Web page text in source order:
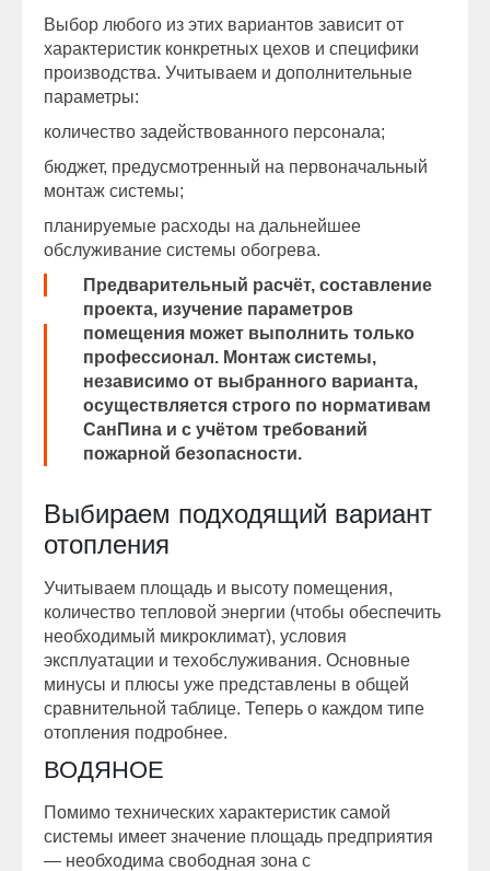
Выбор любого из этих вариантов зависит от
характеристик конкретных цехов и специфики
производства. Учитываем и дополнительные
параметры:
количество задействованного персонала;
бюджет, предусмотренный на первоначальный
монтаж системы;
планируемые расходы на дальнейшее
обслуживание системы обогрева.
Предварительный расчёт, составление
проекта, изучение параметров
помещения может выполнить только
профессионал. Монтаж системы,
независимо от выбранного варианта,
осуществляется строго по нормативам
СанПина и с учётом требований
пожарной безопасности.
Выбираем подходящий вариант
отопления
Учитываем площадь и высоту помещения,
количество тепловой энергии (чтобы обеспечить
необходимый микроклимат), условия
эксплуатации и техобслуживания. Основные
минусы и плюсы уже представлены в общей
сравнительной таблице. Теперь о каждом типе
отопления подробнее.
ВОДЯНОЕ
Помимо технических характеристик самой
системы имеет значение площадь предприятия
— необходима свободная зона с